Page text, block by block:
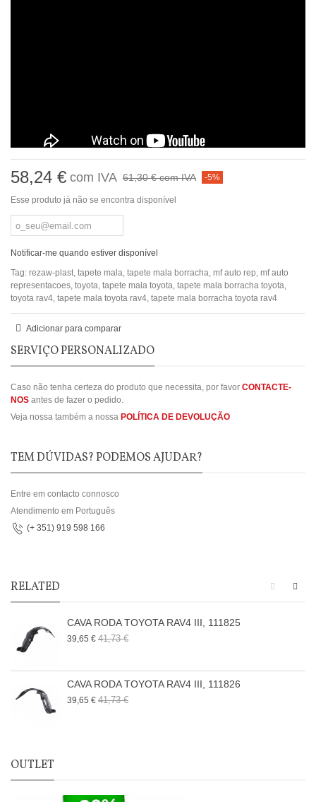
58,24 € com IVA 61,30 €com IVA -5%
Esse produto já não se encontra disponível
Notificar-me quando estiver disponível
Tag: rezaw-plast, tapete mala, tapete mala borracha, mf auto rep, mf auto
representacoes, toyota, tapete mala toyota, tapete mala borracha toyota,
toyota rav4, tapete mala toyota rav4, tapete mala borracha toyota rav4
Adicionar para comparar
SERVIÇO PERSONALIZADO
Caso não tenha certeza do produto que necessita, por favor CONTACTE-
NOS antes de fazer o pedido.
Veja nossa também a nossa POLÍTICA DE DEVOLUÇÃO
TEM DÚVIDAS? PODEMOS AJUDAR?
Entre em contacto connosco
Atendimento em Português
(+ 351) 919 598 166
RELATED
CAVA RODA TOYOTA RAV4 III, 111825
39,65 € 41,73 €
CAVA RODA TOYOTA RAV4 III, 111826
39,65 € 41,73 €
OUTLET